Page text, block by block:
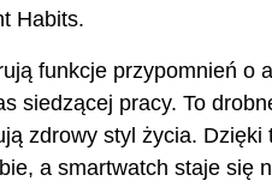
Habits.
funkcje przypomnień o
siedzącej pracy. To
zdrowy styl życia.
a smartwatch staje się